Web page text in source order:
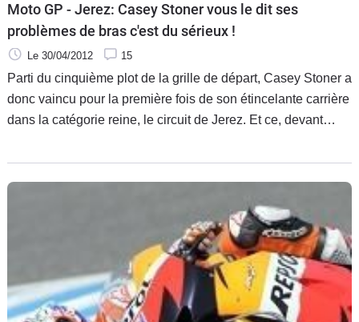
Moto GP - Jerez: Casey Stoner vous le dit ses
problèmes de bras c'est du sérieux !
Le 30/04/2012 15
Parti du cinquième plot de la grille de départ, Casey Stoner a
donc vaincu pour la première fois de son étincelante carrière
dans la catégorie reine, le circuit de Jerez. Et ce, devant
Pedrosa.